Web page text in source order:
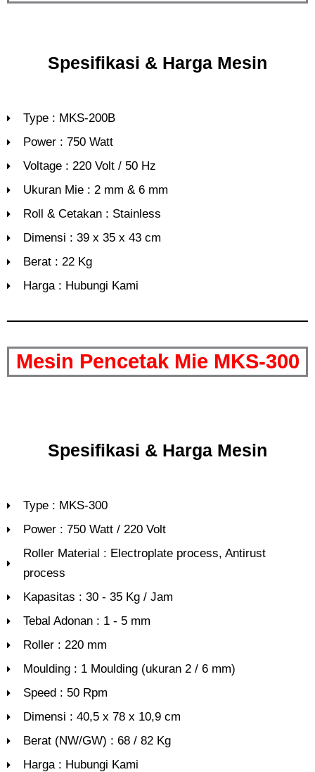
Spesifikasi & Harga Mesin
Type : MKS-200B
Power : 750 Watt
Voltage : 220 Volt / 50 Hz
Ukuran Mie : 2 mm & 6 mm
Roll & Cetakan : Stainless
Dimensi : 39 x 35 x 43 cm
Berat : 22 Kg
Harga : Hubungi Kami
Mesin Pencetak Mie MKS-300
Spesifikasi & Harga Mesin
Type : MKS-300
Power : 750 Watt / 220 Volt
Roller Material : Electroplate process, Antirust
process
Kapasitas : 30 - 35 Kg / Jam
Tebal Adonan : 1 - 5 mm
Roller : 220 mm
Moulding : 1 Moulding (ukuran 2 / 6 mm)
Speed : 50 Rpm
Dimensi : 40,5 x 78 x 10,9 cm
Berat (NW/GW) : 68 / 82 Kg
Harga : Hubungi Kami